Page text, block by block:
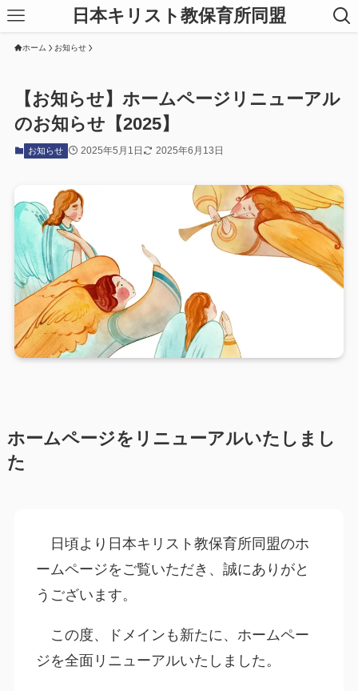
日本キリスト教保育所同盟
ホーム お知らせ
【お知らせ】ホームページリニューアル
のお知らせ【2025】
お知らせ 2025年5月1日 2025年6月13日
ホームページをリニューアルいたしまし
た
日頃より日本キリスト教保育所同盟のホ
ームページをご覧いただき、誠にありがと
うございます。
この度、ドメインも新たに、ホームペー
ジを全面リニューアルいたしました。